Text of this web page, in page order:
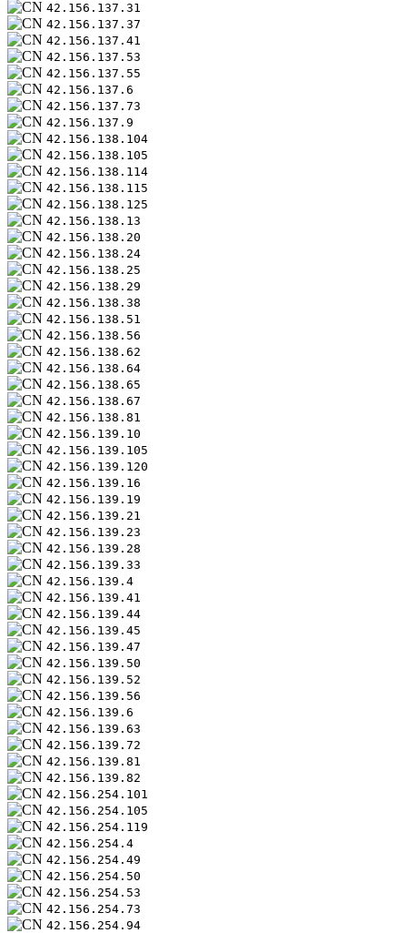
42.156.137.31
42.156.137.37
42.156.137.41
42.156.137.53
42.156.137.55
42.156.137.6
42.156.137.73
42.156.137.9
42.156.138.104
42.156.138.105
42.156.138.114
42.156.138.115
42.156.138.125
42.156.138.13
42.156.138.20
42.156.138.24
42.156.138.25
42.156.138.29
42.156.138.38
42.156.138.51
42.156.138.56
42.156.138.62
42.156.138.64
42.156.138.65
42.156.138.67
42.156.138.81
42.156.139.10
42.156.139.105
42.156.139.120
42.156.139.16
42.156.139.19
42.156.139.21
42.156.139.23
42.156.139.28
42.156.139.33
42.156.139.4
42.156.139.41
42.156.139.44
42.156.139.45
42.156.139.47
42.156.139.50
42.156.139.52
42.156.139.56
42.156.139.6
42.156.139.63
42.156.139.72
42.156.139.81
42.156.139.82
42.156.254.101
42.156.254.105
42.156.254.119
42.156.254.4
42.156.254.49
42.156.254.50
42.156.254.53
42.156.254.73
42.156.254.94